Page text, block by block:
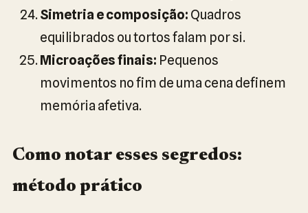
Simetria e composição: Quadros
equilibrados ou tortos falam por si.
Microações finais: Pequenos
movimentos no fim de uma cena definem
memória afetiva.
Como notar esses segredos:
método prático